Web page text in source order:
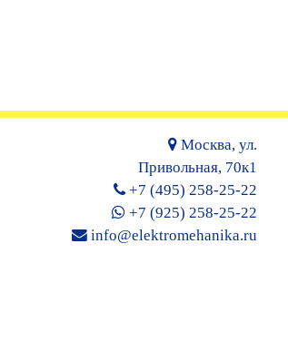
Москва, ул.
Привольная, 70к1
+7 (495) 258-25-22
+7 (925) 258-25-22
info@elektromehanika.ru